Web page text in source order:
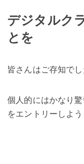
デジタルク
とを
皆さんはご存知でし
個人的にはかなり
をエントリーしよう